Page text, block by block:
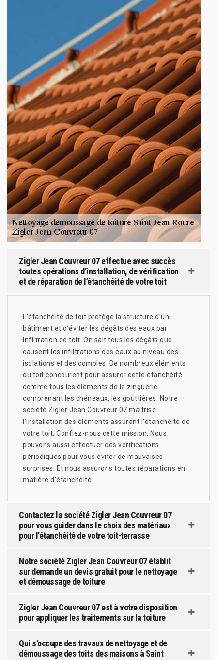
Zigler Jean Couvreur 07 effectue avec succès
toutes opérations d’installation, de vérification
et de réparation de l’étanchéité de votre toit
L’étanchéité de toit protège la structure d’un
bâtiment et d’éviter les dégâts des eaux par
infiltration de toit. On sait tous les dégâts que
causent les infiltrations des eaux au niveau des
isolations et des combles. De nombreux éléments
du toit concourent pour assurer cette étanchéité
comme tous les éléments de la zinguerie
comprenant les chéneaux, les gouttières. Notre
société Zigler Jean Couvreur 07 maitrise
l’installation des éléments assurant l’étanchéité de
votre toit. Confiez-nous cette mission. Nous
pouvons aussi effectuer des vérifications
périodiques pour vous éviter de mauvaises
surprises. Et nous assurons toutes réparations en
matière d’étanchéité.
Contactez la société Zigler Jean Couvreur 07
pour vous guider dans le choix des matériaux
pour l’étanchéité de votre toit-terrasse
Notre société Zigler Jean Couvreur 07 établit
sur demande un devis gratuit pour le nettoyage
et démoussage de toiture
Zigler Jean Couvreur 07 est à votre disposition
pour appliquer les traitements sur la toiture
Qui s'occupe des travaux de nettoyage et de
démoussage des toits des maisons à Saint